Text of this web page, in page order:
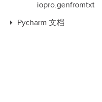
iopro.genfromtxt
Pycharm 文档